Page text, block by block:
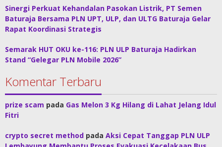
Sinergi Perkuat Kehandalan Pasokan Listrik, PT Semen
Baturaja Bersama PLN UPT, ULP, dan ULTG Baturaja Gelar
Rapat Koordinasi Strategis
Semarak HUT OKU ke-116: PLN ULP Baturaja Hadirkan
Stand “Gelegar PLN Mobile 2026”
Komentar Terbaru
prize scam pada Gas Melon 3 Kg Hilang di Lahat Jelang Idul
Fitri
crypto secret method pada Aksi Cepat Tanggap PLN ULP